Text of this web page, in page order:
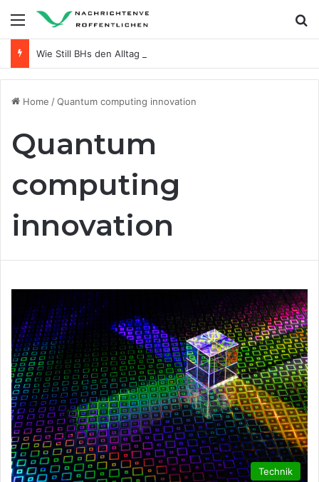
Menu
Home /Quantum computing innovation
Quantum
computing
innovation
Technik